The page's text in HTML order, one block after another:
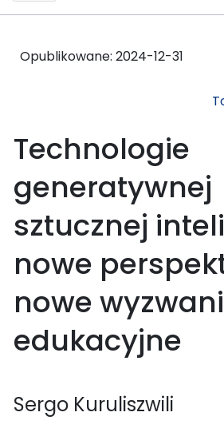
Opublikowane: 2024-12-31
Technologie
generatywnej
sztucznej
nowe
nowe
edukacyjne
Sergo Kuruliszwili